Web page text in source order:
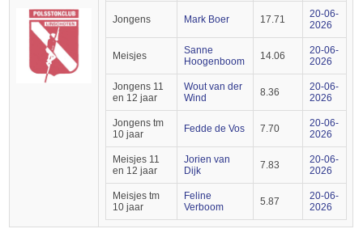
Jongens Mark Boer 17.71
20-06-
2026
Meisjes
Sanne
Hoogenboom
14.06
20-06-
2026
Jongens 11
en 12 jaar
Wout van der
Wind
8.36
20-06-
2026
Jongens tm
10 jaar
Fedde de Vos 7.70
20-06-
2026
Meisjes 11
en 12 jaar
Jorien van
Dijk
7.83
20-06-
2026
Meisjes tm
10 jaar
Feline
Verboom
5.87
20-06-
2026